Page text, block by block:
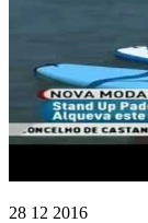
28 12 2016